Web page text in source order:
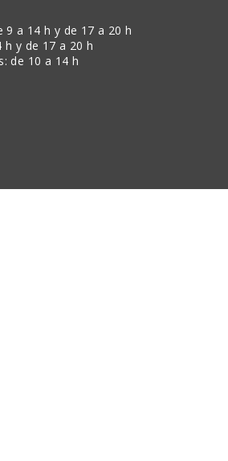
9 a 14 h y de 17 a 20 h
h y de 17 a 20 h
de 10 a 14 h